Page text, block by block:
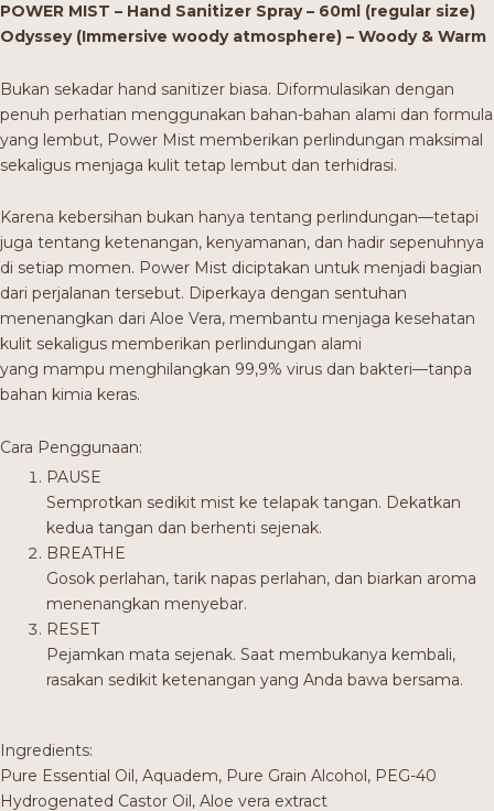
POWER MIST – Hand Sanitizer Spray – 60ml (regular size)
Odyssey (Immersive woody atmosphere) – Woody & Warm
Bukan sekadar hand sanitizer biasa. Diformulasikan dengan
penuh perhatian menggunakan bahan-bahan alami dan formula
yang lembut, Power Mist memberikan perlindungan maksimal
sekaligus menjaga kulit tetap lembut dan terhidrasi.
Karena kebersihan bukan hanya tentang perlindungan—tetapi
juga tentang ketenangan, kenyamanan, dan hadir sepenuhnya
di setiap momen. Power Mist diciptakan untuk menjadi bagian
dari perjalanan tersebut. Diperkaya dengan sentuhan
menenangkan dari Aloe Vera, membantu menjaga kesehatan
kulit sekaligus memberikan perlindungan alami
yang mampu menghilangkan 99,9% virus dan bakteri—tanpa
bahan kimia keras.
Cara Penggunaan:
PAUSE
Semprotkan sedikit mist ke telapak tangan. Dekatkan
kedua tangan dan berhenti sejenak.
BREATHE
Gosok perlahan, tarik napas perlahan, dan biarkan aroma
menenangkan menyebar.
RESET
Pejamkan mata sejenak. Saat membukanya kembali,
rasakan sedikit ketenangan yang Anda bawa bersama.
Ingredients:
Pure Essential Oil, Aquadem, Pure Grain Alcohol, PEG-40
Hydrogenated Castor Oil, Aloe vera extract